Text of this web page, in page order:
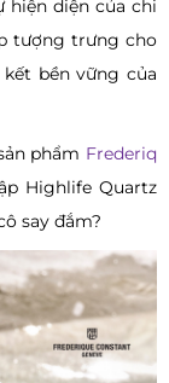
hiện diện của chi
tượng trưng cho
bền vững của
phẩm Frederiq
Highlife Quartz
say đắm?